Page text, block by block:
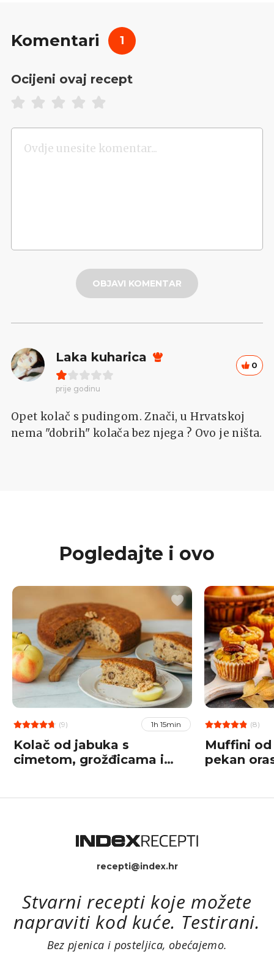
Komentari 1
Ocijeni ovaj recept
OBJAVI KOMENTAR
Laka kuharica
prije godinu
0
Opet kolač s pudingom. Znači, u Hrvatskoj
nema "dobrih" kolača bez njega ? Ovo je ništa.
Pogledajte i ovo
(9) 1h 15min
Kolač od jabuka s
cimetom, grožđicama i
(8)
Muffini od
pekan
recepti@index.hr
Stvarni recepti koje možete
napraviti kod kuće. Testirani.
Bez pjenica i posteljica, obećajemo.